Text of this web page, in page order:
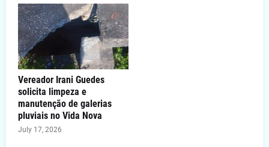
Vereador Irani Guedes
solicita limpeza e
manutenção de galerias
pluviais no Vida Nova
July 17, 2026